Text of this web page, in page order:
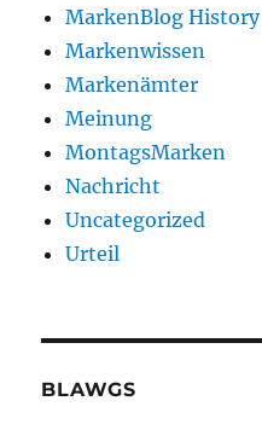
MarkenBlog History
Markenwissen
Markenämter
Meinung
MontagsMarken
Nachricht
Uncategorized
Urteil
BLAWGS